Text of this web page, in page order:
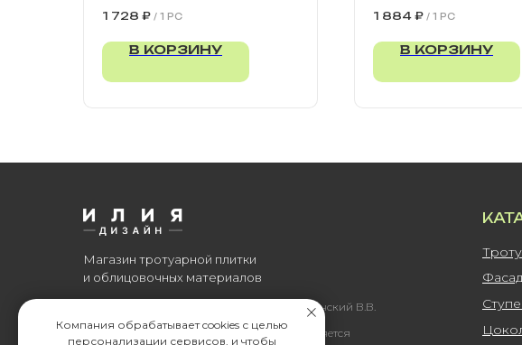
1 728 ₽ / 1 PC
В КОРЗИНУ
1 884 ₽ / 1 PC
В КОРЗИНУ
Информация, размещенная на сайте, не является
Все права защищены. © 2006-2026. ИП Ильинский В.В.
Магазин тротуарной плитки
и облицовочных материалов
Компания обрабатывает cookies с целью
персонализации сервисов, и чтобы